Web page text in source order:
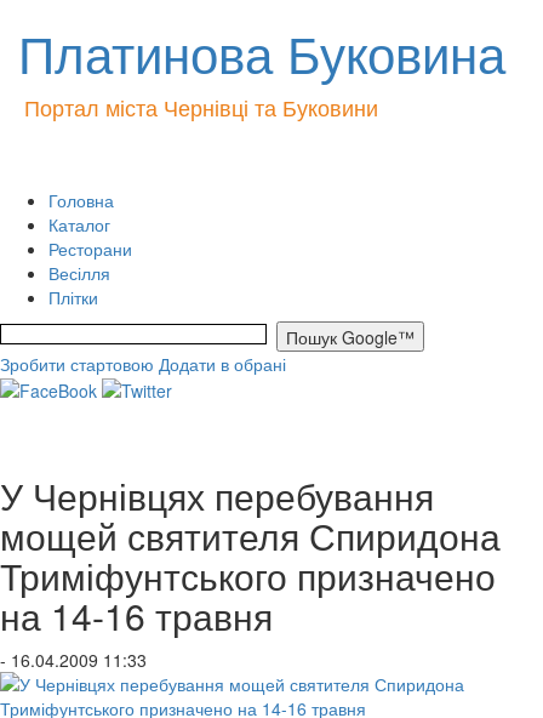
Платинова Буковина
Портал міста Чернівці та Буковини
Головна
Каталог
Ресторани
Весілля
Плітки
Зробити стартовою Додати в обрані
У Чернівцях перебування
мощей святителя Спиридона
Триміфунтського призначено
на 14-16 травня
- 16.04.2009 11:33